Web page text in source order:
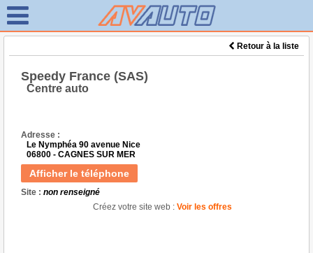
Retour à la liste
Speedy France (SAS)
Centre auto
Adresse :
Le Nymphéa 90 avenue Nice
06800 - CAGNES SUR MER
Afficher le téléphone
Site : non renseigné
Créez votre site web : Voir les offres